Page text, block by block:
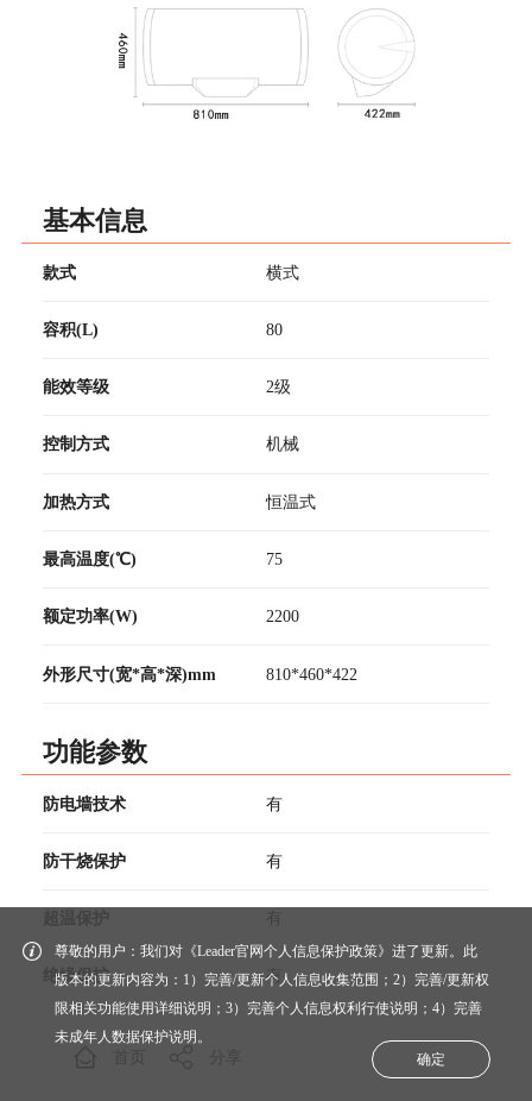
基本信息
款式 横式
容积(L) 80
能效等级 2级
控制方式 机械
加热方式 恒温式
最高温度(℃) 75
额定功率(W) 2200
外形尺寸(宽*高*深)mm 810*460*422
功能参数
防电墙技术 有
防干烧保护 有
绝缘保护 有
专利金刚三层胆
尊敬的用户：我们对《Leader官网个人信息保护政策》进了更新。此
版本的更新内容为：1）完善/更新个人信息收集范围；2）完善/更新权
限相关功能使用详细说明；3）完善个人信息权利行使说明；4）完善
未成年人数据保护说明。
确定